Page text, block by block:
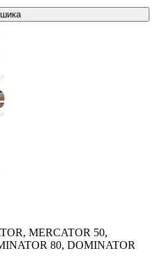
MERCATOR 50,
80, DOMINATOR